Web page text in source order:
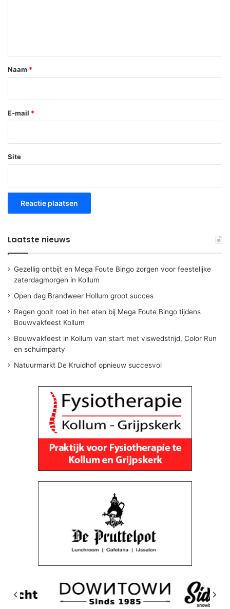
*
Naam *
E-mail *
Site
Laatste nieuws
Gezellig ontbijt en Mega Foute Bingo zorgen voor feestelijke
zaterdagmorgen in Kollum
Open dag Brandweer Hollum groot succes
Regen gooit roet in het eten bij Mega Foute Bingo tijdens
Bouwvakfeest Kollum
Bouwvakfeest in Kollum van start met viswedstrijd, Color Run
en schuimparty
Natuurmarkt De Kruidhof opnieuw succesvol